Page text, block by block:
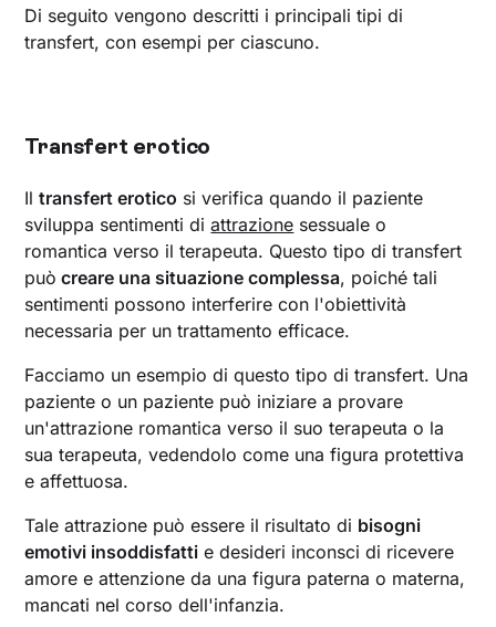
Di seguito vengono descritti i principali tipi di
transfert, con esempi per ciascuno.
Transfert erotico
Iltransfert erotico si verifica quando il paziente
sviluppa sentimenti diattrazione sessuale o
romantica verso il terapeuta. Questo tipo di transfert
può creare una situazione complessa, poiché tali
sentimenti possono interferire con l'obiettività
necessaria per un trattamento efficace.
Facciamo un esempio di questo tipo di transfert. Una
paziente o un paziente può iniziare a provare
un'attrazione romantica verso il suo terapeuta o la
sua terapeuta, vedendolo come una figura protettiva
e affettuosa.
Tale attrazione può essere il risultato di bisogni
emotivi insoddisfatti e desideri inconsci di ricevere
amore e attenzione da una figura paterna o materna,
mancati nel corso dell'infanzia.